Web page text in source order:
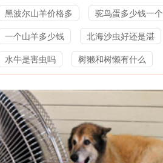
黑波尔山羊价格多 驼鸟蛋多少钱一个
一个山羊多少钱 北海沙虫好还是湛
水牛是害虫吗 树獭和树懒有什么